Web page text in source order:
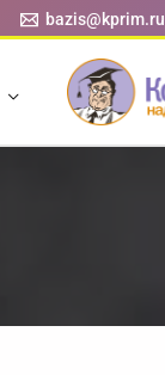
bazis@kprim.ru